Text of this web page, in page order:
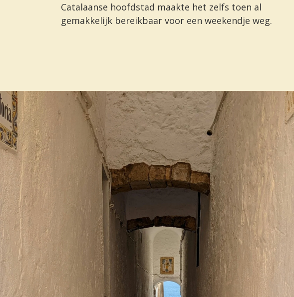
Catalaanse hoofdstad maakte het zelfs toen al
gemakkelijk bereikbaar voor een weekendje weg.